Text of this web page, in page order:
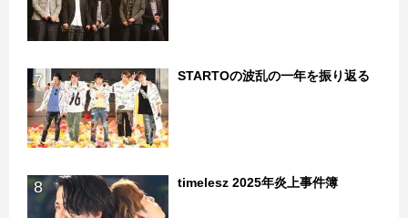
7 STARTOの波乱の一年を振り返る
8 timelesz 2025年炎上事件簿